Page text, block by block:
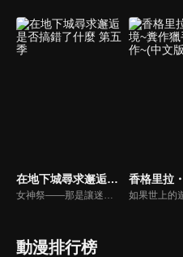
在地下城尋求邂逅是否搞錯了什麼 第五季
動漫排行榜